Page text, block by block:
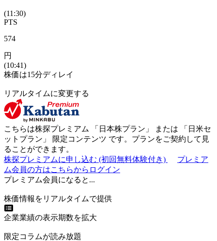
(11:30)
PTS
574
円
(10:41)
株価は15分ディレイ
リアルタイムに変更する
こちらは株探プレミアム 「 日本株プラン 」 または 「 日米セ
ットプラン 」 限定コンテンツ です。プランをご契約して見
ることができます。
株探プレミアムに申し込む (初回無料体験付き)
プレミア
ム会員の方はこちらからログイン
プレミアム会員になると...
株価情報をリアルタイムで提供
企業業績の表示期数を拡大
限定コラムが読み放題